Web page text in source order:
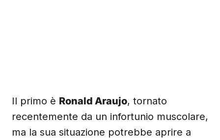
Il primo è Ronald Araujo, tornato
recentemente da un infortunio muscolare,
ma la sua situazione potrebbe aprire a